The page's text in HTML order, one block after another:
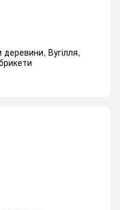
Вугілля,